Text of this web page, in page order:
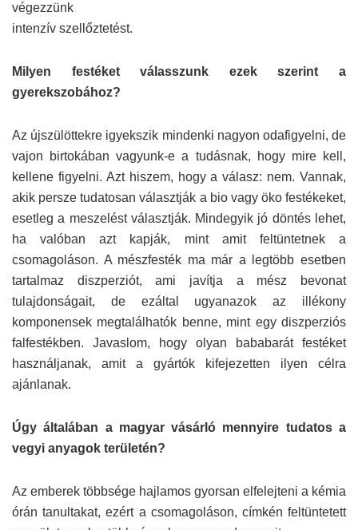
végezzünk
intenzív szellőztetést.
Milyen festéket válasszunk ezek szerint a
gyerekszobához?
Az újszülöttekre igyekszik mindenki nagyon odafigyelni, de
vajon birtokában vagyunk-e a tudásnak, hogy mire kell,
kellene figyelni. Azt hiszem, hogy a válasz: nem. Vannak,
akik persze tudatosan választják a bio vagy öko festékeket,
esetleg a meszelést választják. Mindegyik jó döntés lehet,
ha valóban azt kapják, mint amit feltüntetnek a
csomagoláson. A mészfesték ma már a legtöbb esetben
tartalmaz diszperziót, ami javítja a mész bevonat
tulajdonságait, de ezáltal ugyanazok az illékony
komponensek megtalálhatók benne, mint egy diszperziós
falfestékben. Javaslom, hogy olyan bababarát festéket
használjanak, amit a gyártók kifejezetten ilyen célra
ajánlanak.
Úgy általában a magyar vásárló mennyire tudatos a
vegyi anyagok területén?
Az emberek többsége hajlamos gyorsan elfelejteni a kémia
órán tanultakat, ezért a csomagoláson, címkén feltüntetett